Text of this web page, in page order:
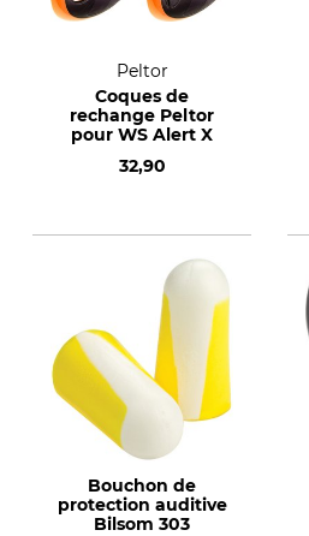
Peltor
Coques de
rechange Peltor
pour WS Alert X
32,90
Bouchon de
protection auditive
Bilsom 303